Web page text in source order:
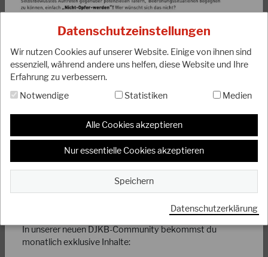
Datenschutzeinstellungen
Wir nutzen Cookies auf unserer Website. Einige von ihnen sind
essenziell, während andere uns helfen, diese Website und Ihre
Erfahrung zu verbessern.
Notwendige
Statistiken Medien
Alle Cookies akzeptieren
Nur essentielle Cookies akzeptieren
Speichern
Datenschutzerklärung
Dabei konnten 25 neue Trainer*innen…
WEITERLESEN
Herzlichen Glückwunsch an das Bushido Münster
e.V. zum 40jährigen…
NEU: Die WhatsApp-Community der DJKB Gewalt- &
Werde Teil eines starken Netzwerks für Sicherheit,
In unserer neuen DJKB-Community bekommst du
monatlich exklusive Inhalte: